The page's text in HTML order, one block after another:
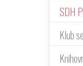
SDH
Klub